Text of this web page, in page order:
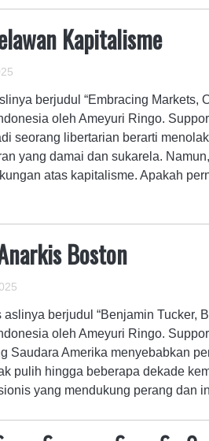
Kapitalisme
berjudul “Embracing Markets,
oleh Ameyuri Ringo.
seorang libertarian berarti
yang damai dan sukarela.
atas kapitalisme. Apakah
Boston
berjudul “Benjamin Tucker,
oleh Ameyuri Ringo.
Saudara Amerika menyebabkan
pulih hingga beberapa dekade
yang mendukung perang dan